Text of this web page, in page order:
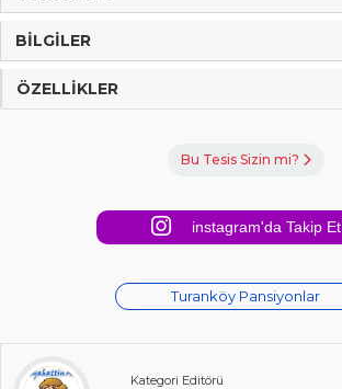
BILGILER
ÖZELLIKLER
Bu Tesis Sizin mi?
instagram'da Takip Et
Turanköy Pansiyonlar
Kategori Editörü